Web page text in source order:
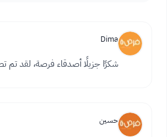
Dima
شكرًا جزيلًا أصدقاء فرصة، لقد تم
حسين